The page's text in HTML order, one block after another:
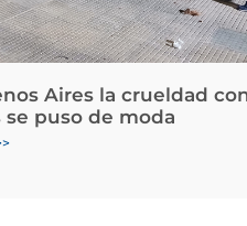
Aires la crueldad
se puso de moda